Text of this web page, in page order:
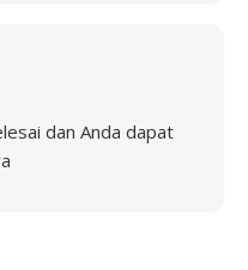
dan Anda dapat